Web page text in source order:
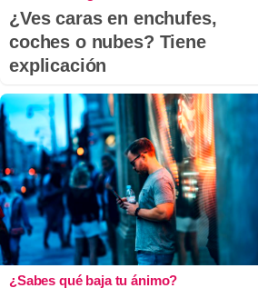
¿Ves caras en enchufes,
coches o nubes? Tiene
explicación
¿Sabes qué baja tu ánimo?